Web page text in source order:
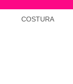
COSTURA